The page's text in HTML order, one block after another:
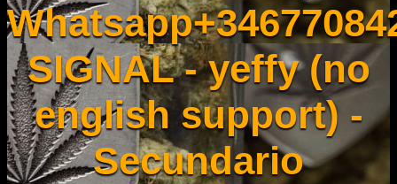
SIGNAL - yeffy (no
english support) -
Secundario